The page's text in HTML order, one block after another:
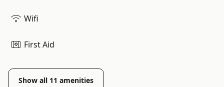
Wifi
First Aid
Show all 11 amenities